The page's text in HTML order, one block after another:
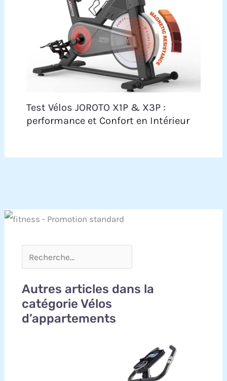
Test Vélos JOROTO X1P & X3P :
performance et Confort en Intérieur
Autres articles dans la
catégorie Vélos
d’appartements